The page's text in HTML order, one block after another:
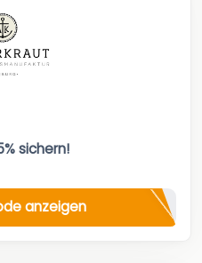
sichern!
anzeigen